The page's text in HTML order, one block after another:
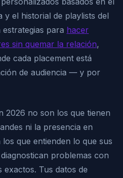
y el historial de playlists del
para hacer
sin quemar la relación,
cada placement está
de audiencia — y por
2026 no son los que tienen
ni la presencia en
que entienden lo que sus
problemas con
exactos. Tus datos de